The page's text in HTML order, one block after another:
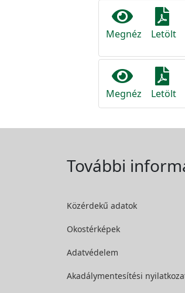
Megnéz Letölt
Megnéz Letölt
További
Közérdekű adatok
Okostérképek
Adatvédelem
Akadálymentesítési